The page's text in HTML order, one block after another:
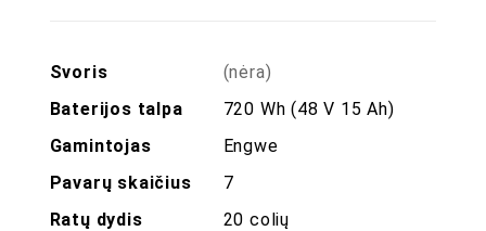
Svoris
(nėra)
Baterijos talpa
720 Wh (48 V 15 Ah)
Gamintojas
Engwe
Pavarų skaičius
7
Ratų dydis
20 colių